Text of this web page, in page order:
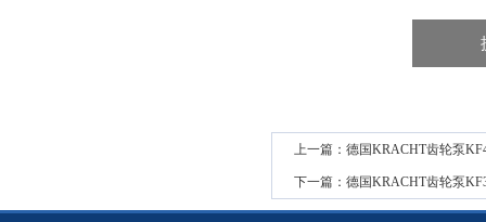
上一篇： 德国KRACHT齿轮泵
下一篇： 德国KRACHT齿轮泵